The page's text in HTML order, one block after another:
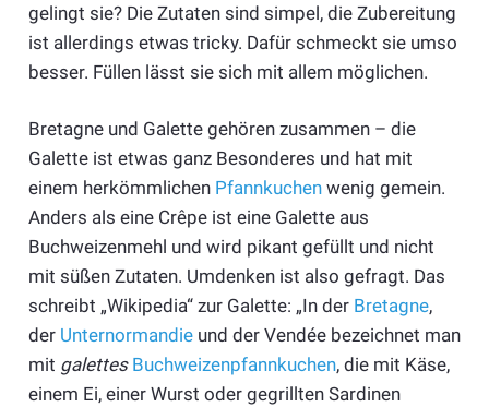
gelingt sie? Die Zutaten sind simpel, die Zubereitung
ist allerdings etwas tricky. Dafür schmeckt sie umso
besser. Füllen lässt sie sich mit allem möglichen.
Bretagne und Galette gehören zusammen – die
Galette ist etwas ganz Besonderes und hat mit
einem herkömmlichen Pfannkuchenwenig gemein.
Anders als eine Crêpe ist eine Galette aus
Buchweizenmehl und wird pikant gefüllt und nicht
mit süßen Zutaten. Umdenken ist also gefragt. Das
schreibt „Wikipedia“ zur Galette: „In der Bretagne,
der Unternormandieund der Vendée bezeichnet man
mit galettes Buchweizenpfannkuchen, die mit Käse,
einem Ei, einer Wurst oder gegrillten Sardinen